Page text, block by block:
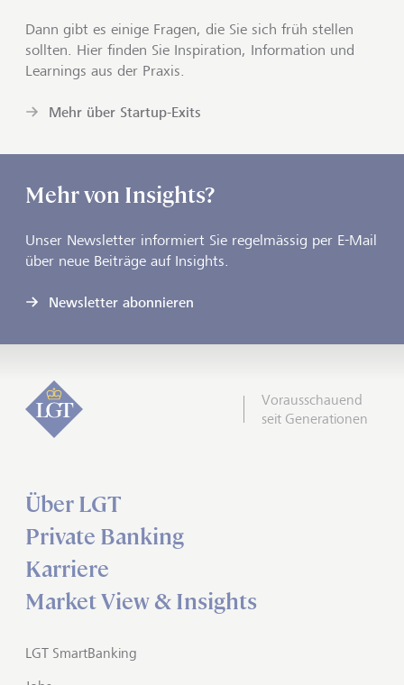
Dann gibt es einige Fragen, die Sie sich früh stellen
sollten. Hier finden Sie Inspiration, Information und
Learnings aus der Praxis.
Mehr über Startup-Exits
Mehr von Insights?
Unser Newsletter informiert Sie regelmässig per E-Mail
über neue Beiträge auf Insights.
Newsletter abonnieren
Vorausschauend
seit Generationen
Über LGT
Private Banking
Karriere
Market View & Insights
LGT SmartBanking